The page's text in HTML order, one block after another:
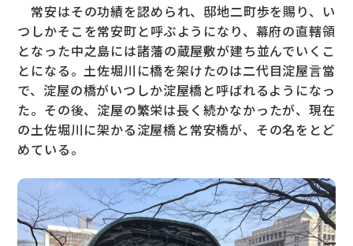
常安はその功績を認められ、邸地二町歩を賜り、い
つしかそこを常安町と呼ぶようになり、幕府の直轄領
となった中之島には諸藩の蔵屋敷が建ち並んでいくこ
とになる。土佐堀川に橋を架けたのは二代目淀屋言當
で、淀屋の橋がいつしか淀屋橋と呼ばれるようになっ
た。その後、淀屋の繁栄は長く続かなかったが、現在
の土佐堀川に架かる淀屋橋と常安橋が、その名をとど
めている。